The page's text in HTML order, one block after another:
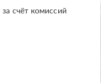
счёт комиссий